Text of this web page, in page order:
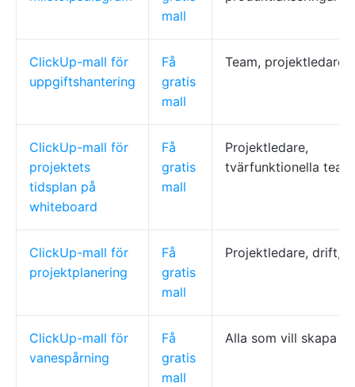
mall
ClickUp-mall för
uppgiftshantering
Få
gratis
mall
Team, projektledare
ClickUp-mall för
projektets
tidsplan på
whiteboard
Få
gratis
mall
Projektledare,
tvärfunktionella team
ClickUp-mall för
projektplanering
Få
gratis
mall
Projektledare, drift,
ClickUp-mall för
vanespårning
Få
gratis
mall
Alla som vill skapa